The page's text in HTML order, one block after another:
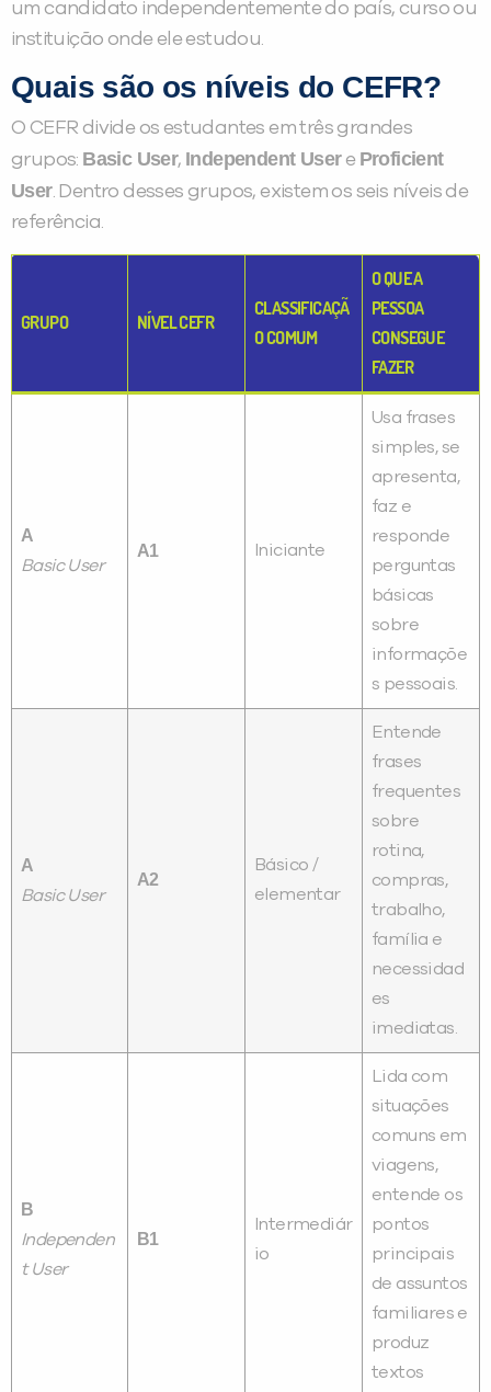
um candidato independentemente do país, curso ou
instituição onde ele estudou.
Quais são os níveis do CEFR?
O CEFR divide os estudantes em três grandes
grupos: Basic User, Independent Usere Proficient
User. Dentro desses grupos, existem os seis níveis de
referência.
GRUPO NÍVEL CEFR
CLASSIFICAÇÃ
O COMUM
O QUE A
PESSOA
CONSEGUE
FAZER
A
Basic User
A1 Iniciante
Usa frases
simples, se
apresenta,
faz e
responde
perguntas
básicas
sobre
informaçõe
s pessoais.
A
Basic User
A2
Básico /
elementar
Entende
frases
frequentes
sobre
rotina,
compras,
trabalho,
família e
necessidad
es
imediatas.
B
Independen
t User
B1
Intermediár
io
Lida com
situações
comuns em
viagens,
entende os
pontos
principais
de assuntos
familiares e
produz
textos